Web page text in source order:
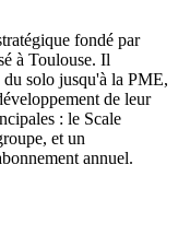
fondé par
à Toulouse. Il
du solo jusqu'à la PME,
de leur
: le Scale
et un
annuel.